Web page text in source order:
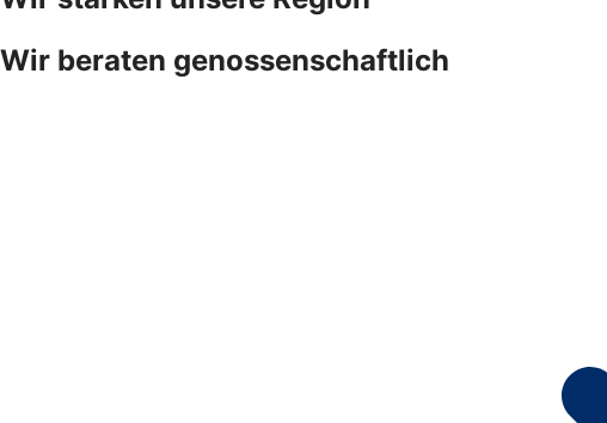
Wir beraten genossenschaftlich